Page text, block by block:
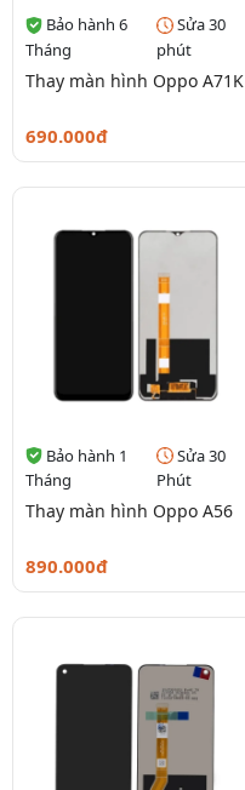
Bảo hành 6
Tháng
Sửa 30
phút
Thay màn hình Oppo A71K
690.000đ
Bảo hành 1
Tháng
Sửa 30
Phút
Thay màn hình Oppo A56
890.000đ